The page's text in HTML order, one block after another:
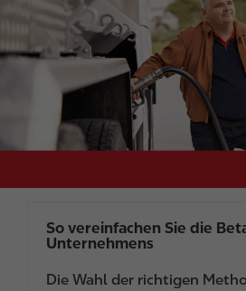
e
So vereinfachen Sie die
Unternehmens
Die Wahl der richtigen